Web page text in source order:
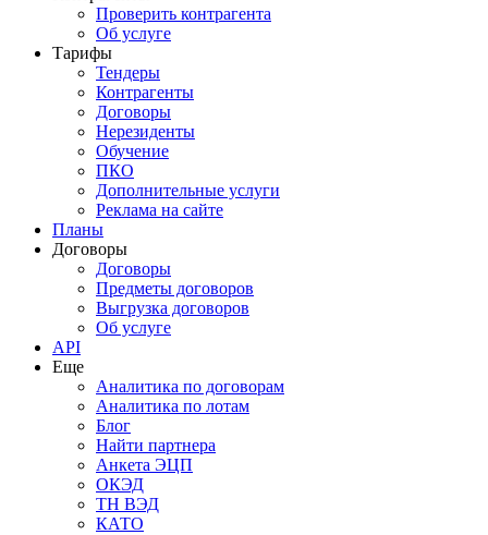
Проверить контрагента
Об услуге
Тарифы
Тендеры
Контрагенты
Договоры
Нерезиденты
Обучение
ПКО
Дополнительные услуги
Реклама на сайте
Планы
Договоры
Договоры
Предметы договоров
Выгрузка договоров
Об услуге
API
Еще
Аналитика по договорам
Аналитика по лотам
Блог
Найти партнера
Анкета ЭЦП
ОКЭД
ТН ВЭД
КАТО